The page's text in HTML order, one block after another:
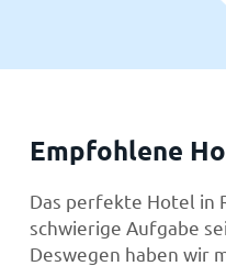
Empfohlene
Das perfekte Hotel in
schwierige Aufgabe
Deswegen haben wir